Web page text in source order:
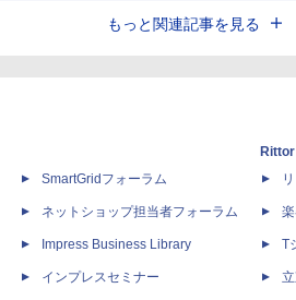
もっと関連記事を見る
SmartGridフォーラム
ネットショップ担当者フォーラム
Impress Business Library
インプレスセミナー
T